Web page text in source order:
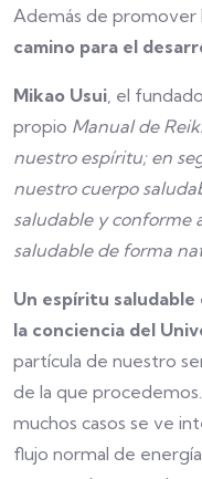
Además de promover
camino para el
Mikao Usui, el
propio Manual de
nuestro espíritu; en
nuestro cuerpo
saludable y conforme
saludable de forma
Un espíritu saludable
la conciencia del
partícula de nuestro
de la que
muchos casos se ve
flujo normal de